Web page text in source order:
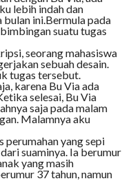
lebih indah dan
ini.Bermula pada
suatu tugas
seorang mahasiswa
sebuah desain.
tugas tersebut.
karena Bu Via ada
selesai, Bu Via
saja pada malam
Malamnya aku
perumahan yang sepi
suaminya. Ia berumur
yang masih
37 tahun, namun